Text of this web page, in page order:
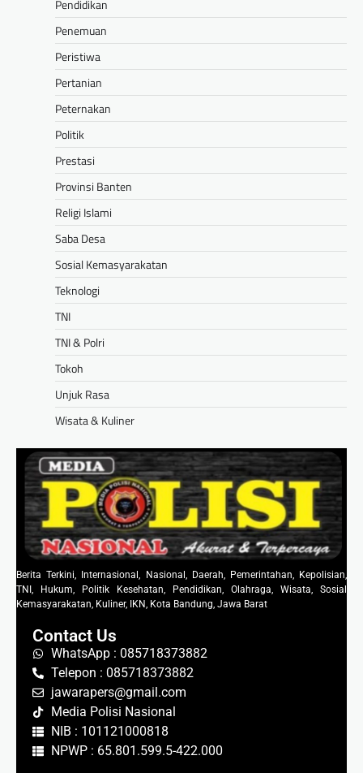
Pendidikan
Penemuan
Peristiwa
Pertanian
Peternakan
Politik
Prestasi
Provinsi Banten
Religi Islami
Saba Desa
Sosial Kemasyarakatan
Teknologi
TNI
TNI & Polri
Tokoh
Unjuk Rasa
Wisata & Kuliner
Berita Terkini, Internasional, Nasional, Daerah, Pemerintahan, Kepolisian,
TNI, Hukum, Politik Kesehatan, Pendidikan, Olahraga, Wisata, Sosial
Kemasyarakatan, Kuliner, IKN, Kota Bandung, Jawa Barat
Contact Us
WhatsApp : 085718373882
Telepon : 085718373882
jawarapers@gmail.com
Media Polisi Nasional
NIB : 101121000818
NPWP : 65.801.599.5-422.000